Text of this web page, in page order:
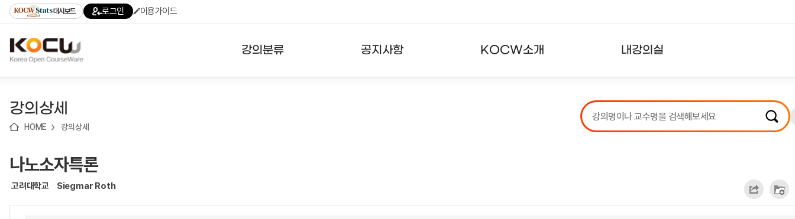
기
기
기
content)
가
대시보드 로그인 이용가이드
강의분류 공지사항 KOCW소개 내강의실
강의리스트
수강확인증강의
강의상세
HOME 강의상세
나노소자특론
고려대학교 Siegmar Roth